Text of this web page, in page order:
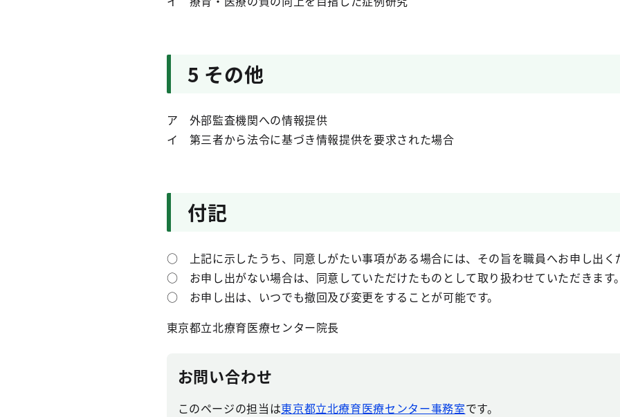
5 その他
ア 外部監査機関への情報提供
イ 第三者から法令に基づき情報提供を要求された場合
付記
○ 上記に示したうち、同意しがたい事項がある場合には、その旨を職員へお申し出く
○ お申し出がない場合は、同意していただけたものとして取り扱わせていただきます。
○ お申し出は、いつでも撤回及び変更をすることが可能です。
東京都立北療育医療センター院長
お問い合わせ
このページの担当は東京都立北療育医療センター事務室です。